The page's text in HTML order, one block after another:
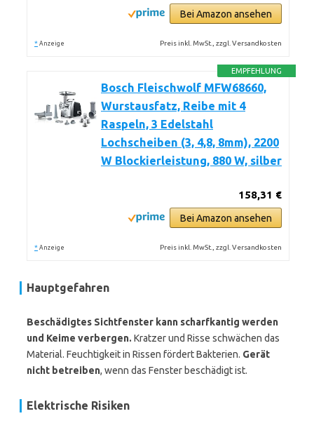
Bei Amazon ansehen
* Anzeige Preis inkl. MwSt., zzgl. Versandkosten
EMPFEHLUNG
Bosch Fleischwolf MFW68660,
Wurstausfatz, Reibe mit 4
Raspeln, 3 Edelstahl
Lochscheiben (3, 4,8, 8mm), 2200
W Blockierleistung, 880 W, silber
158,31 €
Bei Amazon ansehen
* Anzeige Preis inkl. MwSt., zzgl. Versandkosten
Hauptgefahren
Beschädigtes Sichtfenster kann scharfkantig werden
und Keime verbergen. Kratzer und Risse schwächen das
Material. Feuchtigkeit in Rissen fördert Bakterien. Gerät
nicht betreiben, wenn das Fenster beschädigt ist.
Elektrische Risiken